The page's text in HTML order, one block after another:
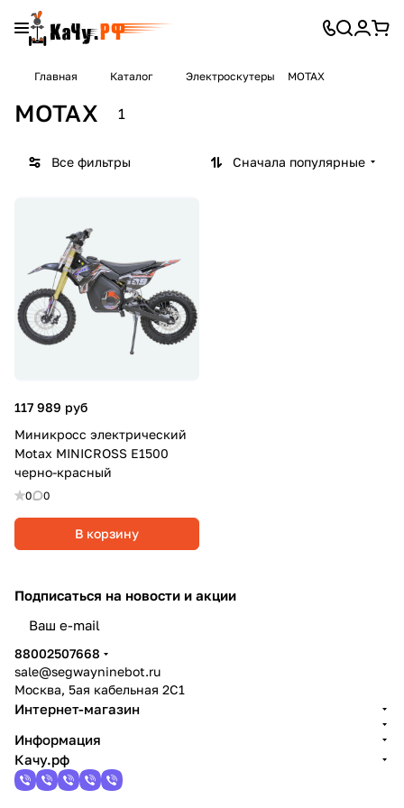
Главная Каталог Электроскутеры MOTAX
MOTAX 1
Все фильтры Сначала популярные
117 989 руб
Миникросс электрический
Motax MINICROSS E1500
черно-красный
0 0
В корзину
Подписаться на новости и акции
88002507668
sale@segwayninebot.ru
Москва, 5ая кабельная 2С1
Интернет-магазин
Информация
Качу.рф